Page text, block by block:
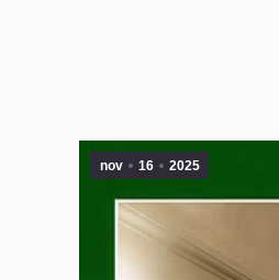
nov 16 2025